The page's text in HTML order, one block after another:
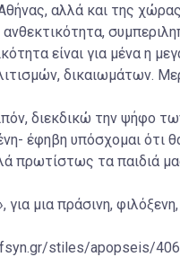
αλλά και της
είναι για μένα η
δικαιωμάτων.
διεκδικώ την ψήφο
έφηβη υπόσχομαι ότι
πρωτίστως τα παιδιά
για μια πράσινη,
stiles/apopseis/